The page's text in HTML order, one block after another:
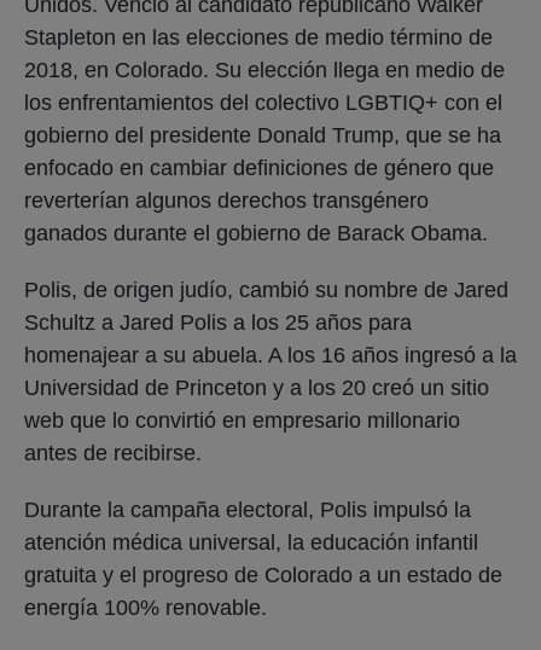
Stapleton en las elecciones de medio término de
2018, en Colorado. Su elección llega en medio de
los enfrentamientos del colectivo LGBTIQ+ con el
gobierno del presidente Donald Trump, que se ha
enfocado en cambiar definiciones de género que
reverterían algunos derechos transgénero
ganados durante el gobierno de Barack Obama.
Polis, de origen judío, cambió su nombre de Jared
Schultz a Jared Polis a los 25 años para
homenajear a su abuela. A los 16 años ingresó a la
Universidad de Princeton y a los 20 creó un sitio
web que lo convirtió en empresario millonario
antes de recibirse.
Durante la campaña electoral, Polis impulsó la
atención médica universal, la educación infantil
gratuita y el progreso de Colorado a un estado de
energía 100% renovable.